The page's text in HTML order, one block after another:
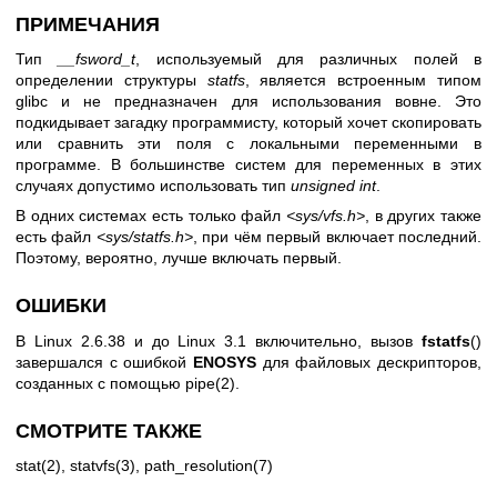
ПРИМЕЧАНИЯ
Тип __fsword_t, используемый для различных полей в
определении структуры statfs, является встроенным типом
glibc и не предназначен для использования вовне. Это
подкидывает загадку программисту, который хочет скопировать
или сравнить эти поля с локальными переменными в
программе. В большинстве систем для переменных в этих
случаях допустимо использовать тип unsigned int.
В одних системах есть только файл <sys/vfs.h>, в других также
есть файл <sys/statfs.h>, при чём первый включает последний.
Поэтому, вероятно, лучше включать первый.
ОШИБКИ
В Linux 2.6.38 и до Linux 3.1 включительно, вызов fstatfs()
завершался с ошибкой ENOSYS для файловых дескрипторов,
созданных с помощью pipe(2)
СМОТРИТЕ ТАКЖЕ
stat(2), statvfs(3), path_resolution(7)